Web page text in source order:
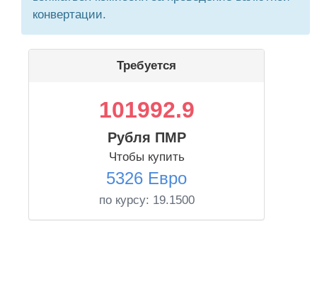
конвертации.
Требуется
101992.9
Рубля ПМР
Чтобы купить
5326 Евро
по курсу: 19.1500